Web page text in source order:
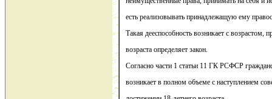
есть реализовывать принадлежащую ему
Такая дееспособность возникает с возрастом,
возраста определяет закон.
Согласно части 1 статьи 11 ГК РСФСР
возникает в полном объеме с наступлением